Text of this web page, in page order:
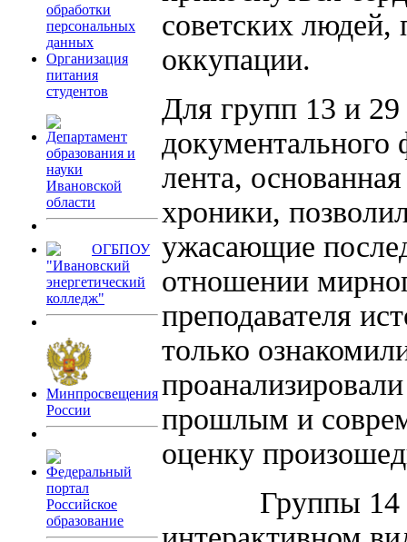
обработки
персональных
данных
Организация
питания
студентов
Департамент
образования и
науки
Ивановской
области
ОГБПОУ
"Ивановский
энергетический
колледж"
Минпросвещения
России
Федеральный
портал
Российское
образование
советских
оккупации.
Для групп 13 и
документального
лента,
хроники,
ужасающие
отношении
преподавателя
только
прошлым и
оценку
Группы 14 и